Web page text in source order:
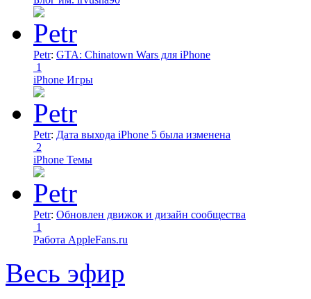
Petr: GTA: Chinatown Wars для iPhone
1
iPhone Игры
Petr: Дата выхода iPhone 5 была изменена
2
iPhone Темы
Petr: Обновлен движок и дизайн сообщества
1
Работа AppleFans.ru
Весь эфир